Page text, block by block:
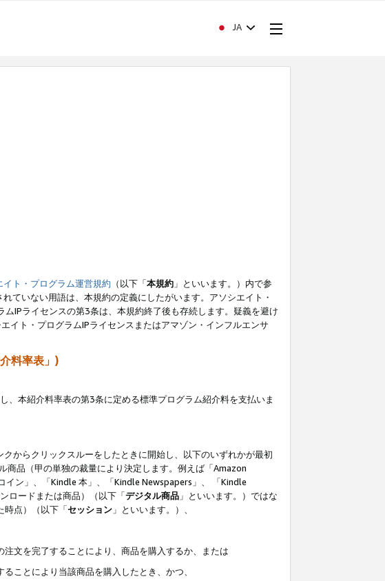
JA
イト・プログラム運営規約 （以下「本規約 」といいます。）内で参
ていない用語は、本規約の定義にしたがいます。アソシエイト・
IPライセンスの第3条は、本規約終了後も存続します。疑義を避け
イト・プログラムIPライセンスまたはアマゾン・インフルエンサ
料率表」)
、本紹介料率表の第3条に定める標準プログラム紹介料を支払いま
からクリックスルーをしたときに開始し、以下のいずれかが最初
品（甲の単独の裁量により決定します。例えば「Amazon
ン」、「Kindle 本」、「Kindle Newspapers」、 「Kindle
ロードまたは商品）（以下「デジタル商品 」といいます。）ではな
時点）（以下「セッション 」といいます。）、
文を完了することにより、商品を購入するか、または
ことにより当該商品を購入したとき、かつ、